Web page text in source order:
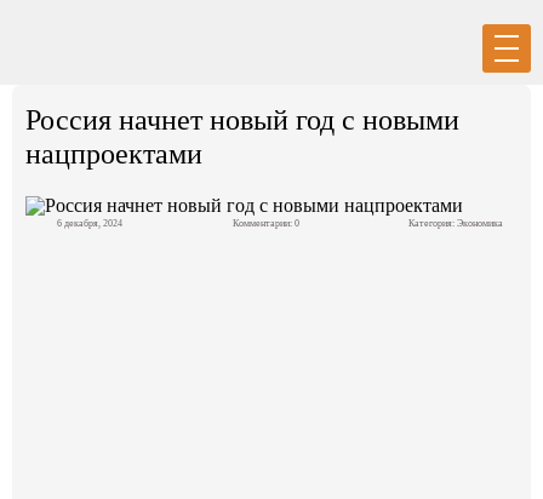
Россия начнет новый год с новыми
нацпроектами
6 декабря, 2024 Комментарии: 0 Категория: Экономика